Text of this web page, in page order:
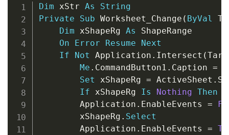
Dim xStr As
String
Private
Sub Worksheet_Change ( ByVal
Dim xShapeRg As ShapeRange
On
Error Resume
Next
If
Not Application . Intersect (
Me . CommandButton1 . Caption =
Set xShapeRg = ActiveSheet .
If xShapeRg Is Nothing Then
        Application
. EnableEvents =
        xShapeRg
. Select
        Application
. EnableEvents =